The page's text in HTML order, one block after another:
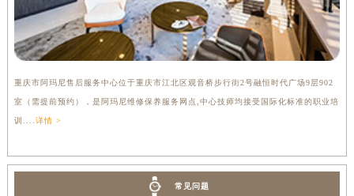
重庆市阿玛尼售后服务中心位于重庆市江北区观音桥步行街2号融恒时代广场9层902
室（需提前预约），是阿玛尼维修保养服务网点,中心技师均接受国际化标准的职业培
训.... 详情 >
常见问题